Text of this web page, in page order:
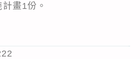
畫1份。